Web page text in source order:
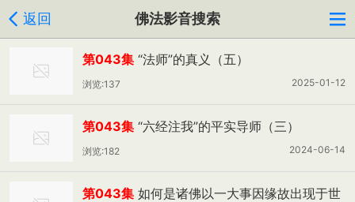
返回 佛法影音搜索
第043集 “法师”的真义（五）
2025-01-12
浏览:137
第043集 “六经注我”的平实导师（三）
2024-06-14
浏览:182
第043集 如何是诸佛以一大事因缘故出现于世